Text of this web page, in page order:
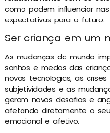
como podem influenciar
expectativas para o futuro.
Ser criança em um
As mudanças do mundo
sonhos e medos das
novas tecnologias, as crises
subjetividades e as
geram novos desafios e
afetando diretamente o
emocional e afetivo.